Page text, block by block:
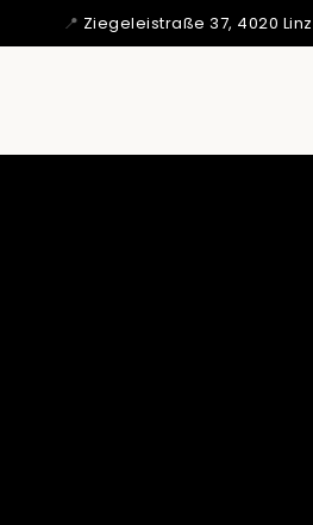
📍 Ziegeleistraße 37, 4020 Linz